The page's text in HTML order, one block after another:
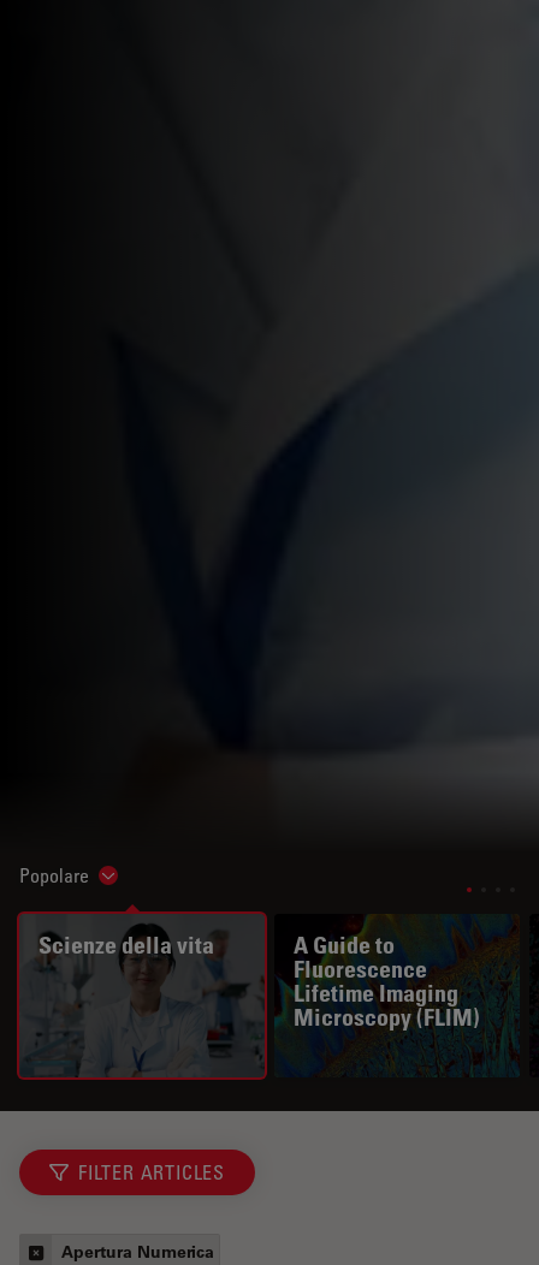
Popolare Show subnavigation
Scienze della vita
A Guide to
Fluorescence
Lifetime Imaging
Microscopy (FLIM)
FILTER ARTICLES
Apertura Numerica